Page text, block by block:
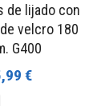
de lijado con
velcro 180
G400
€